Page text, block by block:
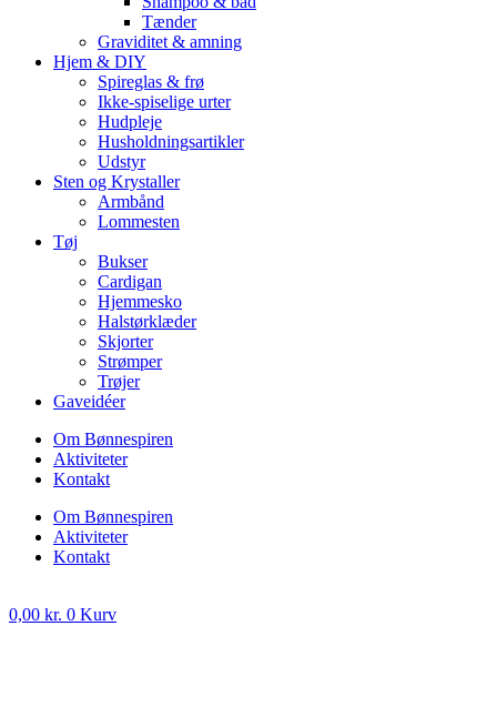
Tænder
Graviditet & amning
Hjem & DIY
Spireglas & frø
Ikke-spiselige urter
Hudpleje
Husholdningsartikler
Udstyr
Sten og Krystaller
Armbånd
Lommesten
Tøj
Bukser
Cardigan
Hjemmesko
Halstørklæder
Skjorter
Strømper
Trøjer
Gaveidéer
Om Bønnespiren
Aktiviteter
Kontakt
Om Bønnespiren
Aktiviteter
Kontakt
0,00 kr. 0 Kurv